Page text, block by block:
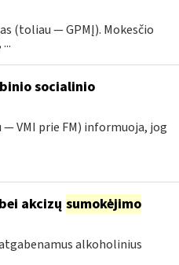
(toliau — GPMĮ). Mokesčio
socialinio
VMI prie FM) informuoja, jog
akcizų sumokėjimo
alkoholinius